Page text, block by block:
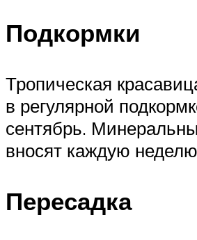
Подкормки
Тропическая
в регулярной
сентябрь.
вносят каждую
Пересадка